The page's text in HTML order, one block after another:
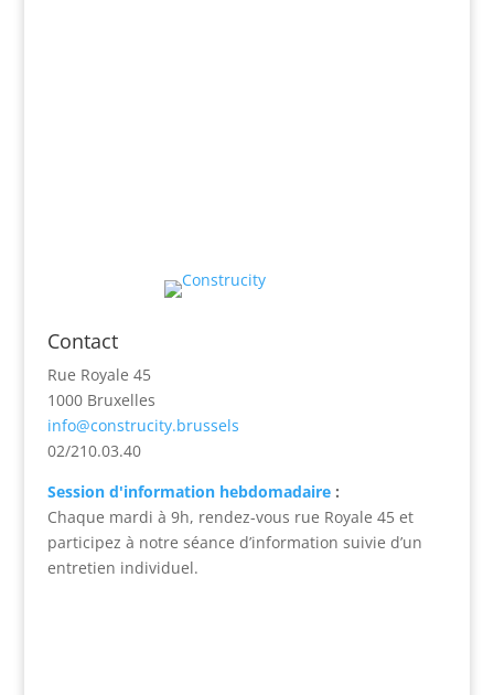
Contact
Rue Royale 45
1000 Bruxelles
info@construcity.brussels
02/210.03.40
Session d'information hebdomadaire:
Chaque mardi à 9h, rendez-vous rue Royale 45 et
participez à notre séance d’information suivie d’un
entretien individuel.